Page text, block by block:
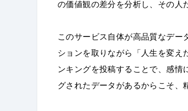
の価値観の差分を分析し、その人
このサービス自体が高品質なデ
ションを取りながら「人生を変
ンキングを投稿することで、感
グされたデータがあるからこそ、